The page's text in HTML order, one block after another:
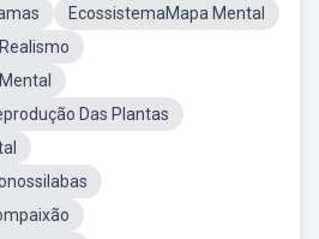
EcossistemaMapa Mental
Das Plantas